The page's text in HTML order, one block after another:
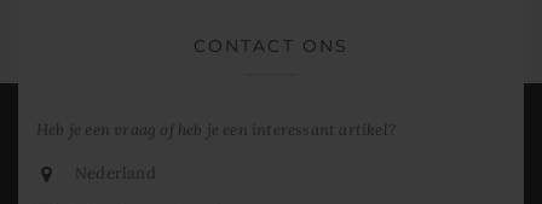
CONTACT ONS
Heb je een vraag of heb je een interessant artikel?
Nederland